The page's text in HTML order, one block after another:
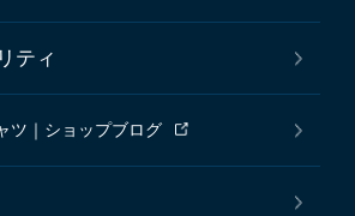
ティ
ツ｜ショップブログ